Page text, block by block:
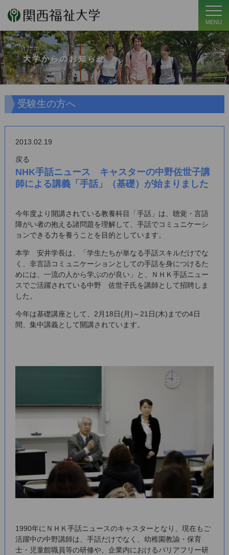
MENU
大学からのお知らせ
受験生の方へ
2013.02.19
戻る
NHK手話ニュース キャスターの中野佐世子講
師による講義「手話」（基礎）が始まりました
今年度より開講されている教養科目「手話」は、聴覚・言語
障がい者の抱える諸問題を理解して、手話でコミュニケーシ
ョンできる力を養うことを目的としています。
本学 安井学長は、「学生たちが単なる手話スキルだけでな
く、非言語コミュニケーションとしての手話を身につけるた
めには、一流の人から学ぶのが良い」と、ＮＨＫ手話ニュー
スでご活躍されている中野 佐世子氏を講師として招聘しま
した。
今年は基礎講座として、2月18日(月)～21日(木)までの4日
間、集中講義として開講されています。
1990年にＮＨＫ手話ニュースのキャスターとなり、現在もご
活躍中の中野講師は、手話だけでなく、幼稚園教諭・保育
士・児童館職員等の研修や、企業内におけるバリアフリー研